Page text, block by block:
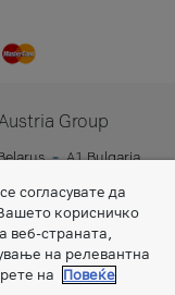
Group
A1 Bulgaria
согласувате да
корисничко
веб-страната,
на релевантна
на
Повеќе